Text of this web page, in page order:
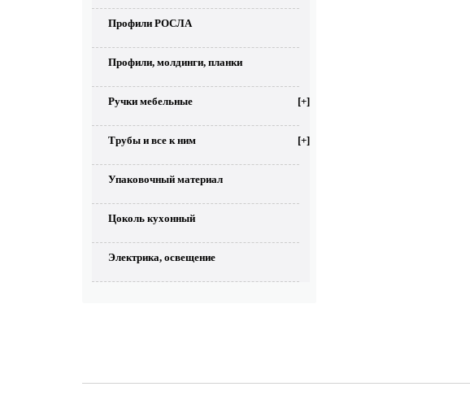
Профили РОСЛА
Профили, молдинги, планки
Ручки мебельные [+]
Трубы и все к ним [+]
Упаковочный материал
Цоколь кухонный
Электрика, освещение